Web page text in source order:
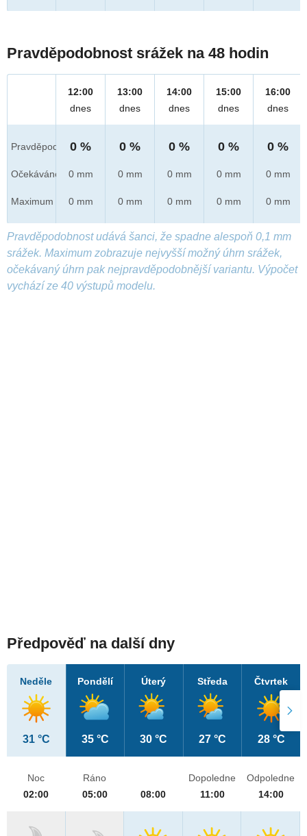
Pravděpodobnost srážek na 48 hodin
Pravděpod.
Očekáváno
Maximum
12:00
dnes
0 %
0 mm
0 mm
13:00
dnes
0 %
0 mm
0 mm
14:00
dnes
0 %
0 mm
0 mm
15:00
dnes
0 %
0 mm
0 mm
16:00
dnes
0 %
0 mm
0 mm
Pravděpodobnost udává šanci, že spadne alespoň 0,1 mm
srážek. Maximum zobrazuje nejvyšší možný úhrn srážek,
očekávaný úhrn pak nejpravděpodobnější variantu. Výpočet
vychází ze 40 výstupů modelu.
Předpověď na další dny
Neděle
31 °C
Pondělí
35 °C
Úterý
30 °C
Středa
27 °C
Čtvrtek
28 °C
Noc
02:00
Ráno
05:00
08:00
Dopoledne
11:00
Odpoledne
14:00